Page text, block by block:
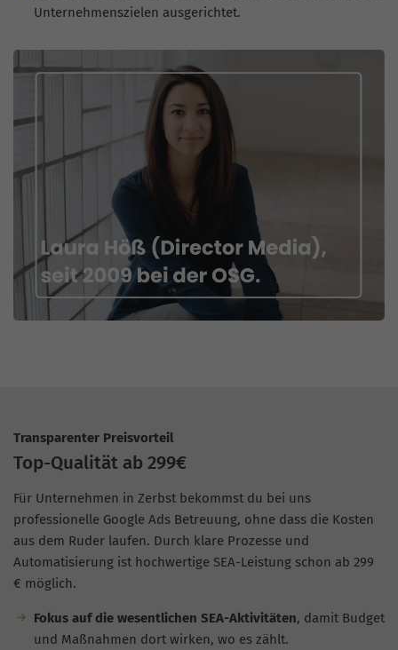
Unternehmenszielen ausgerichtet.
Transparenter Preisvorteil
Top-Qualität ab 299€
Für Unternehmen in Zerbst bekommst du bei uns
professionelle Google Ads Betreuung, ohne dass die Kosten
aus dem Ruder laufen. Durch klare Prozesse und
Automatisierung ist hochwertige SEA-Leistung schon ab 299
€ möglich.
Fokus auf die wesentlichen SEA-Aktivitäten, damit Budget
und Maßnahmen dort wirken, wo es zählt.